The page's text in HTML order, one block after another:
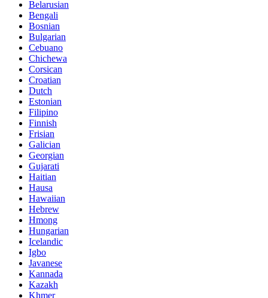
Belarusian
Bengali
Bosnian
Bulgarian
Cebuano
Chichewa
Corsican
Croatian
Dutch
Estonian
Filipino
Finnish
Frisian
Galician
Georgian
Gujarati
Haitian
Hausa
Hawaiian
Hebrew
Hmong
Hungarian
Icelandic
Igbo
Javanese
Kannada
Kazakh
Khmer